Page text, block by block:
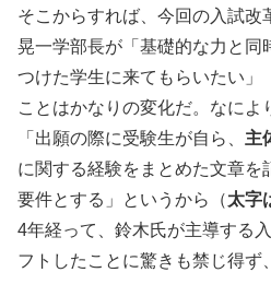
そこからすれば、今回の入試改
晃一学部長が「基礎的な力と同
つけた学生に来てもらいたい」
ことはかなりの変化だ。なによ
「出願の際に受験生が自ら、 主
に関する経験をまとめた文章を
要件とする」というから（太字
4年経って、鈴木氏が主導する
フトしたことに驚きも禁じ得ず